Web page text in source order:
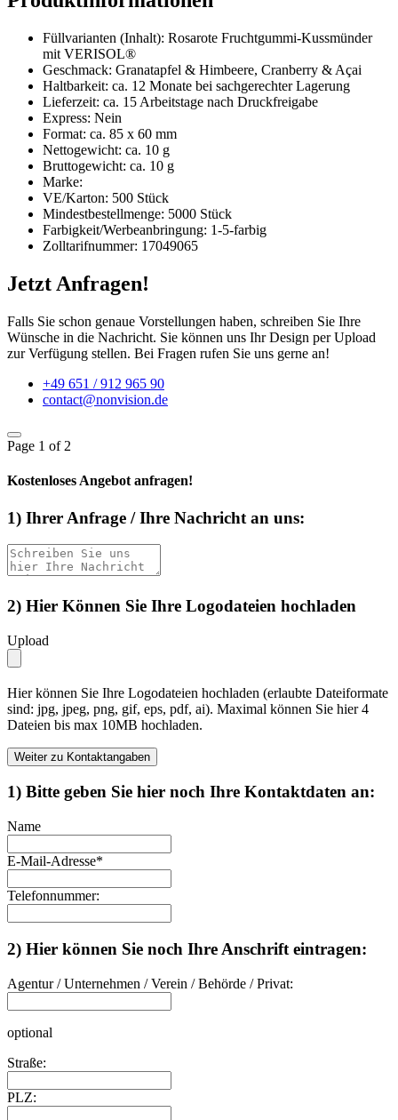
Füllvarianten (Inhalt): Rosarote Fruchtgummi-Kussmünder
mit VERISOL®
Geschmack: Granatapfel & Himbeere, Cranberry & Açai
Haltbarkeit: ca. 12 Monate bei sachgerechter Lagerung
Lieferzeit: ca. 15 Arbeitstage nach Druckfreigabe
Express: Nein
Format: ca. 85 x 60 mm
Nettogewicht: ca. 10 g
Bruttogewicht: ca. 10 g
Marke:
VE/Karton: 500 Stück
Mindestbestellmenge: 5000 Stück
Farbigkeit/Werbeanbringung: 1-5-farbig
Zolltarifnummer: 17049065
Jetzt Anfragen!
Falls Sie schon genaue Vorstellungen haben, schreiben Sie Ihre
Wünsche in die Nachricht. Sie können uns Ihr Design per Upload
zur Verfügung stellen. Bei Fragen rufen Sie uns gerne an!
+49 651 / 912 965 90
contact@nonvision.de
Page 1 of 2
Kostenloses Angebot anfragen!
1) Ihrer Anfrage / Ihre Nachricht an uns:
2) Hier Können Sie Ihre Logodateien hochladen
Upload
Hier können Sie Ihre Logodateien hochladen (erlaubte Dateiformate
sind: jpg, jpeg, png, gif, eps, pdf, ai). Maximal können Sie hier 4
Dateien bis max 10MB hochladen.
Weiter zu Kontaktangaben
1) Bitte geben Sie hier noch Ihre Kontaktdaten an:
Name
E-Mail-Adresse*
Telefonnummer:
2) Hier können Sie noch Ihre Anschrift eintragen:
Agentur / Unternehmen / Verein / Behörde / Privat:
optional
Straße:
PLZ: